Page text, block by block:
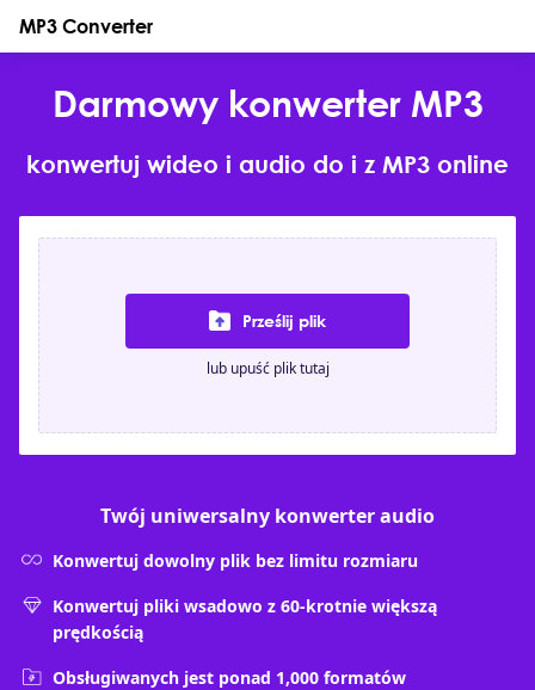
MP3 Converter
Darmowy konwerter MP3
konwertuj wideo i audio do i z MP3 online
Prześlij plik
lub upuść plik tutaj
Twój uniwersalny konwerter audio
Konwertuj dowolny plik bez limitu rozmiaru
Konwertuj pliki wsadowo z 60-krotnie większą
prędkością
Obsługiwanych jest ponad 1,000 formatów